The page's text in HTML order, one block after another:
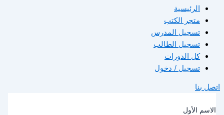
الرئيسية
متجر الكتب
تسجيل المدرس
تسجيل الطالب
كل الدورات
تسجيل / دخول
بنا
الأول